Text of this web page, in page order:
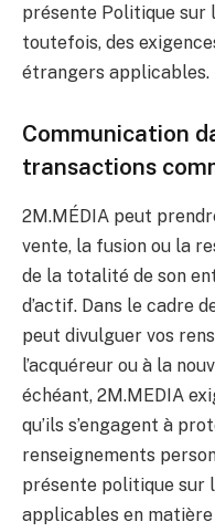
présente Politique sur
toutefois, des
étrangers applicables.
Communication
transactions
2M.MÉDIA peut
vente, la fusion ou la
de la totalité de son
d’actif. Dans le cadre
peut divulguer vos
l’acquéreur ou à la
échéant, 2M.MEDIA
qu’ils s’engagent à
renseignements
présente politique sur
applicables en